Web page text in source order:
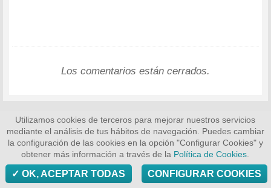
Los comentarios están cerrados.
Utilizamos cookies de terceros para mejorar nuestros servicios
mediante el análisis de tus hábitos de navegación. Puedes cambiar
la configuración de las cookies en la opción "Configurar Cookies" y
obtener más información a través de la Política de Cookies.
OK, ACEPTAR TODAS CONFIGURAR COOKIES